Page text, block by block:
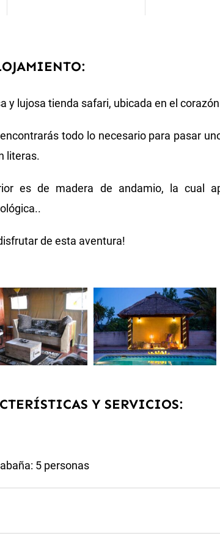
y lujosa tienda safari, ubicada en el
todo lo necesario para pasar
literas.
es de madera de andamio, la cual
de esta aventura!
Y SERVICIOS:
5 personas